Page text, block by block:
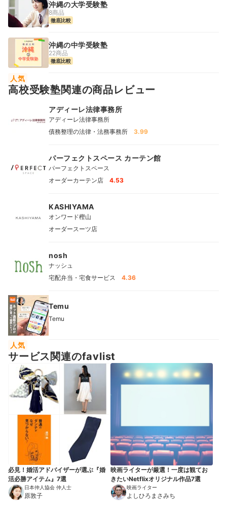
沖縄の大学受験塾
8商品
徹底比較
沖縄の中学受験塾
22商品
徹底比較
人気
高校受験塾関連の商品レビュー
アディーレ法律事務所
アディーレ法律事務所
債務整理の法律・法務事務所
3.99
パーフェクトスペース カーテン館
パーフェクトスペース
オーダーカーテン店
4.53
KASHIYAMA
オンワード樫山
オーダースーツ店
nosh
ナッシュ
宅配弁当・宅食サービス
4.36
Temu
Temu
人気
サービス関連のfavlist
必見！婚活アドバイザーが選ぶ『婚
活必勝アイテム』7選
日本仲人協会 仲人士
原敦子
映画ライターが厳選！一度は観てお
きたいNetflixオリジナル作品7選
映画ライター
よしひろまさみち